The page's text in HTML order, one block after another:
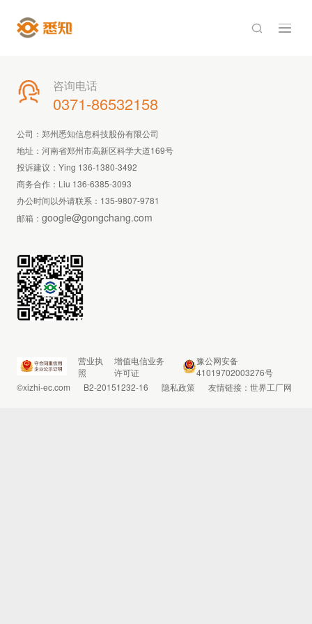

 咨询电话
0371-86532158
公司：郑州悉知信息科技股份有限公司
地址：河南省郑州市高新区科学大道169号
投诉建议：Ying 136-1380-3492
商务合作：Liu 136-6385-3093
办公时间以外请联系： 135-9807-9781
邮箱： google@gongchang.com
营业执
照
增值电信业务
许可证
豫公网安备
41019702003276号
©xizhi-ec.com
B2-20151232-16 隐私政策 友情链接： 世界工厂网